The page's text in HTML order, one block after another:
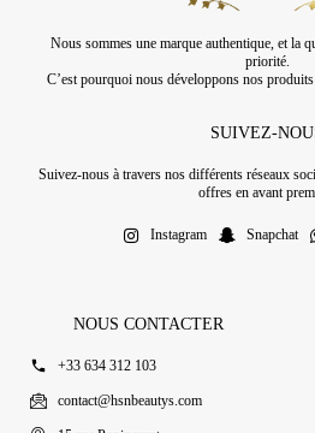
Nous sommes une marque authentique, et la
priorité.
C’est pourquoi nous développons nos
SUIVEZ-
Suivez-nous à travers nos différents réseaux
offres en avant
Instagram Snapchat
NOUS CONTACTER
+33 634 312 103
contact@hsnbeautys.com